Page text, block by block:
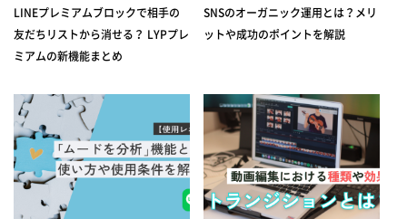
LINEプレミアムブロックで相手の
友だちリストから消せる？ LYPプレ
ミアムの新機能まとめ
SNSのオーガニック運用とは？メリ
ットや成功のポイントを解説